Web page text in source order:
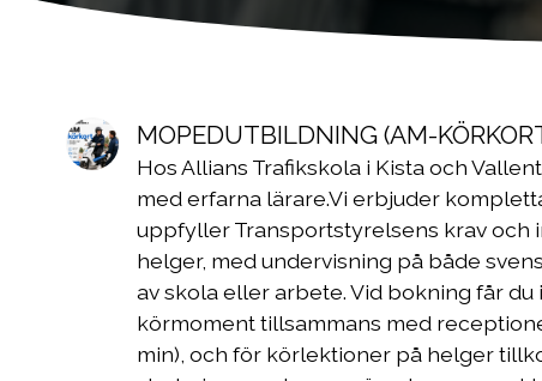
MOPEDUTBILDNING (AM-
Hos Allians Trafikskola i Kista och
med erfarna lärare.Vi erbjuder
uppfyller Transportstyrelsens krav och
helger, med undervisning på både
av skola eller arbete. Vid bokning får
körmoment tillsammans med
min), och för körlektioner på helger